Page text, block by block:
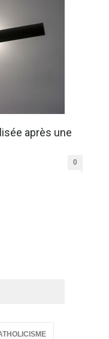
après une
0